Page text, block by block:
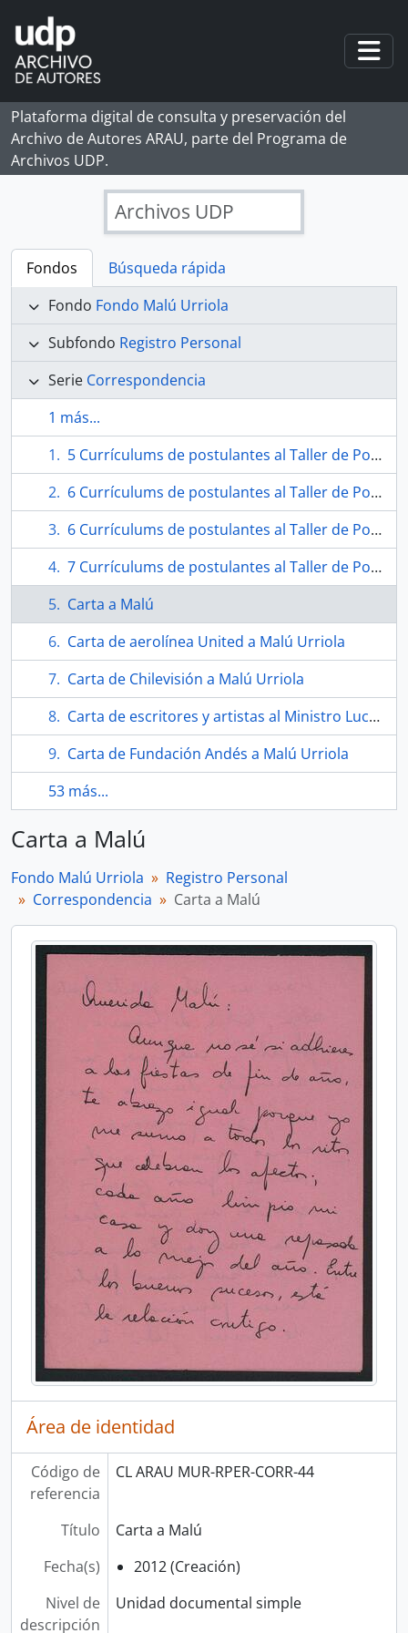
Skip to main content
Plataforma digital de consulta y preservación del
Archivo de Autores ARAU, parte del Programa de
Archivos UDP.
Archivos UDP
Fondos
Búsqueda rápida
Fondo Fondo Malú Urriola
Subfondo Registro Personal
Serie Correspondencia
1 más...
5 Currículums de postulantes al Taller de Poesía enviado por Fundación Pablo Neruda a Malú Urriola
6 Currículums de postulantes al Taller de Poesía enviado por Fundación Pablo Neruda a Malú Urriola
6 Currículums de postulantes al Taller de Poesía enviado por Fundación Pablo Neruda a Malú Urriola
7 Currículums de postulantes al Taller de Poesía enviado por Fundación Pablo Neruda a Malú Urriola
Carta a Malú
Carta de aerolínea United a Malú Urriola
Carta de Chilevisión a Malú Urriola
Carta de escritores y artistas al Ministro Luciano Cruz Coke
Carta de Fundación Andés a Malú Urriola
53 más...
Carta a Malú
Fondo Malú Urriola
Registro Personal
Correspondencia
Carta a Malú
Área de identidad
Código de
referencia
CL ARAU MUR-RPER-CORR-44
Título
Carta a Malú
Fecha(s)
2012 (Creación)
Nivel de
descripción
Unidad documental simple